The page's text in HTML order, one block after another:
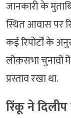
जानकारी के
स्थित आवास पर
कई रिपोर्टों के
लोकसभा चुनावों
प्रस्ताव रखा था.
रिंकू ने